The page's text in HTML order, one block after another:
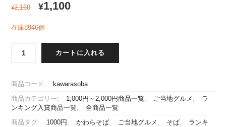
¥2,160 ¥1,100
在庫8946個
物
流
庵
の
カートに入れる
商品コード: kawarasoba
商品カテゴリー: 1,000円～2,000円商品一覧, ご当地グルメ ,
ラ
ンキング入賞商品一覧, 全商品一覧
商品タグ: 1000円 , かわらそば, ご当地グルメ , そば,
ランキ